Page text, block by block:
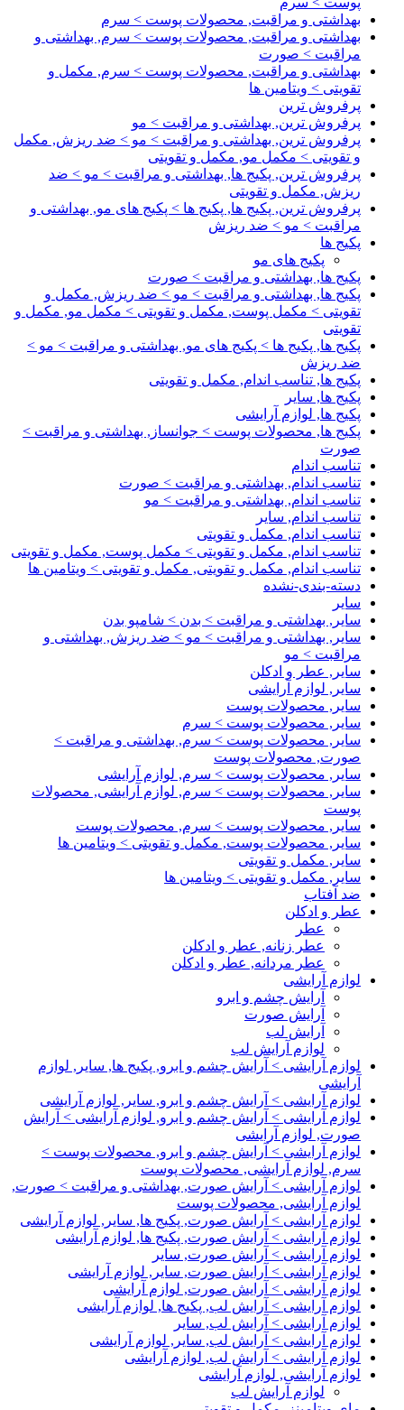
بهداشتی و مراقبت, محصولات پوست > سرم
بهداشتی و مراقبت, محصولات پوست > سرم, بهداشتی و
مراقبت > صورت
بهداشتی و مراقبت, محصولات پوست > سرم, مکمل و
تقویتی > ویتامین ها
پرفروش ترین
پرفروش ترین, بهداشتی و مراقبت > مو
پرفروش ترین, بهداشتی و مراقبت > مو > ضد ریزش, مکمل
و تقویتی > مکمل مو, مکمل و تقویتی
پرفروش ترین, پکیج ها, بهداشتی و مراقبت > مو > ضد
ریزش, مکمل و تقویتی
پرفروش ترین, پکیج ها, پکیج ها > پکیج های مو, بهداشتی و
مراقبت > مو > ضد ریزش
پکیج ها
پکیج های مو
پکیج ها, بهداشتی و مراقبت > صورت
پکیج ها, بهداشتی و مراقبت > مو > ضد ریزش, مکمل و
تقویتی > مکمل پوست, مکمل و تقویتی > مکمل مو, مکمل و
تقویتی
پکیج ها, پکیج ها > پکیج های مو, بهداشتی و مراقبت > مو >
ضد ریزش
پکیج ها, تناسب اندام, مکمل و تقویتی
پکیج ها, سایر
پکیج ها, لوازم آرایشی
پکیج ها, محصولات پوست > جوانساز, بهداشتی و مراقبت >
صورت
تناسب اندام
تناسب اندام, بهداشتی و مراقبت > صورت
تناسب اندام, بهداشتی و مراقبت > مو
تناسب اندام, سایر
تناسب اندام, مکمل و تقویتی
تناسب اندام, مکمل و تقویتی > مکمل پوست, مکمل و تقویتی
تناسب اندام, مکمل و تقویتی, مکمل و تقویتی > ویتامین ها
دسته-بندی-نشده
سایر
سایر, بهداشتی و مراقبت > بدن > شامپو بدن
سایر, بهداشتی و مراقبت > مو > ضد ریزش, بهداشتی و
مراقبت > مو
سایر, عطر و ادکلن
سایر, لوازم آرایشی
سایر, محصولات پوست
سایر, محصولات پوست > سرم
سایر, محصولات پوست > سرم, بهداشتی و مراقبت >
صورت, محصولات پوست
سایر, محصولات پوست > سرم, لوازم آرایشی
سایر, محصولات پوست > سرم, لوازم آرایشی, محصولات
پوست
سایر, محصولات پوست > سرم, محصولات پوست
سایر, محصولات پوست, مکمل و تقویتی > ویتامین ها
سایر, مکمل و تقویتی
سایر, مکمل و تقویتی > ویتامین ها
ضد آفتاب
عطر و ادکلن
عطر
عطر زنانه, عطر و ادکلن
عطر مردانه, عطر و ادکلن
لوازم آرایشی
آرایش چشم و ابرو
آرایش صورت
آرایش لب
لوازم آرایش لب
لوازم آرایشی > آرایش چشم و ابرو, پکیج ها, سایر, لوازم
آرایشی
لوازم آرایشی > آرایش چشم و ابرو, سایر, لوازم آرایشی
لوازم آرایشی > آرایش چشم و ابرو, لوازم آرایشی > آرایش
صورت, لوازم آرایشی
لوازم آرایشی > آرایش چشم و ابرو, محصولات پوست >
سرم, لوازم آرایشی, محصولات پوست
لوازم آرایشی > آرایش صورت, بهداشتی و مراقبت > صورت,
لوازم آرایشی, محصولات پوست
لوازم آرایشی > آرایش صورت, پکیج ها, سایر, لوازم آرایشی
لوازم آرایشی > آرایش صورت, پکیج ها, لوازم آرایشی
لوازم آرایشی > آرایش صورت, سایر
لوازم آرایشی > آرایش صورت, سایر, لوازم آرایشی
لوازم آرایشی > آرایش صورت, لوازم آرایشی
لوازم آرایشی > آرایش لب, پکیج ها, لوازم آرایشی
لوازم آرایشی > آرایش لب, سایر
لوازم آرایشی > آرایش لب, سایر, لوازم آرایشی
لوازم آرایشی > آرایش لب, لوازم آرایشی
لوازم آرایشی, لوازم آرایشی
لوازم آرایش لب